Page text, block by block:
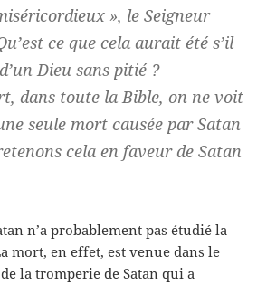
», le Seigneur
ce que cela aurait été s’il
Dieu sans pitié ?
dans toute la Bible, on ne voit
seule mort causée par Satan
cela en faveur de Satan
n’a probablement pas étudié la
mort, en effet, est venue dans le
la tromperie de Satan qui a